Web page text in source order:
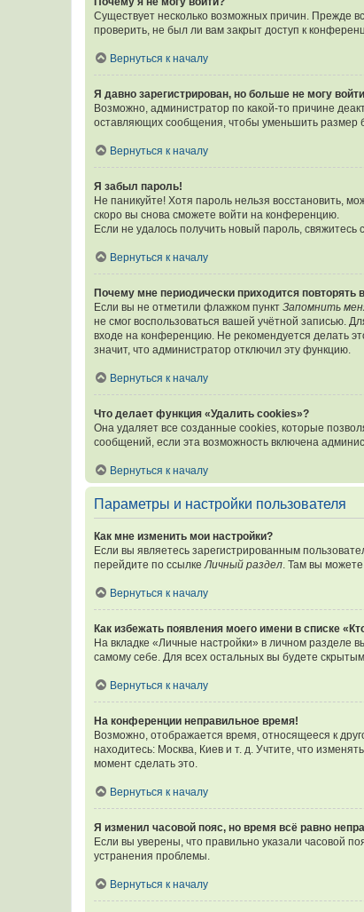
Существует несколько возможных причин. Прежде
проверить, не был ли вам закрыт доступ к
Вернуться к началу
Я давно зарегистрирован, но больше не могу
Возможно, администратор по какой-то причине
оставляющих сообщения, чтобы уменьшить размер
Вернуться к началу
Я забыл пароль!
Не паникуйте! Хотя пароль нельзя восстановить,
скоро вы снова сможете войти на конференцию.
Если не удалось получить новый пароль,
Вернуться к началу
Почему мне периодически приходится повторять
Если вы не отметили флажком пункт Запомнить
не смог воспользоваться вашей учётной записью.
входе на конференцию. Не рекомендуется делать
значит, что администратор отключил эту функцию.
Вернуться к началу
Что делает функция «Удалить cookies»?
Она удаляет все созданные cookies, которые
сообщений, если эта возможность включена
Вернуться к началу
Параметры и настройки пользователя
Как мне изменить мои настройки?
Если вы являетесь зарегистрированным
перейдите по ссылке Личный раздел . Там вы
Вернуться к началу
Как избежать появления моего имени в списке
На вкладке «Личные настройки» в личном разделе
самому себе. Для всех остальных вы будете
Вернуться к началу
На конференции неправильное время!
Возможно, отображается время, относящееся к
находитесь: Москва, Киев и т. д. Учтите, что
момент сделать это.
Вернуться к началу
Я изменил часовой пояс, но время всё равно
Если вы уверены, что правильно указали часовой
устранения проблемы.
Вернуться к началу